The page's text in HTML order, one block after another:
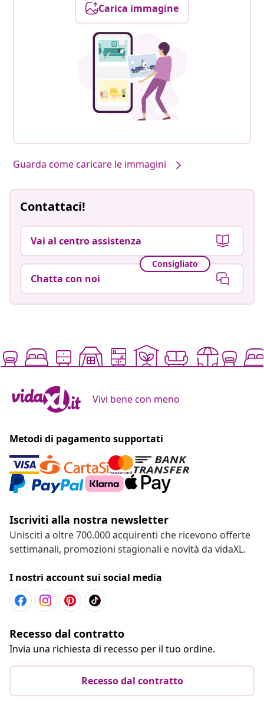
Carica immagine
Guarda come caricare le immagini
Contattaci!
Vai al centro assistenza
Consigliato
Chatta con noi
Vivi bene con meno
Metodi di pagamento supportati
Iscriviti alla nostra newsletter
Unisciti a oltre 700.000 acquirenti che ricevono offerte
settimanali, promozioni stagionali e novità da vidaXL.
I nostri account sui social media
Recesso dal contratto
Invia una richiesta di recesso per il tuo ordine.
Recesso dal contratto